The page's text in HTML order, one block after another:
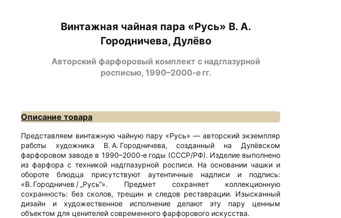
Винтажная чайная пара «Русь» В. А.
Городничева, Дулёво
Авторский фарфоровый комплект с надглазурной
росписью, 1990–2000‑е гг.
Описание товара
Представляем винтажную чайную пару «Русь» — авторский экземпляр
работы художника В. А. Городничева, созданный на Дулёвском
фарфоровом заводе в 1990–2000‑е годы (СССР/РФ). Изделие выполнено
из фарфора с техникой надглазурной росписи. На основании чашки и
обороте блюдца присутствуют аутентичные надписи и подпись:
«В. Городничев / „Русь“». Предмет сохраняет коллекционную
сохранность: без сколов, трещин и следов реставрации. Изысканный
дизайн и художественное исполнение делают эту пару ценным
объектом для ценителей современного фарфорового искусства.